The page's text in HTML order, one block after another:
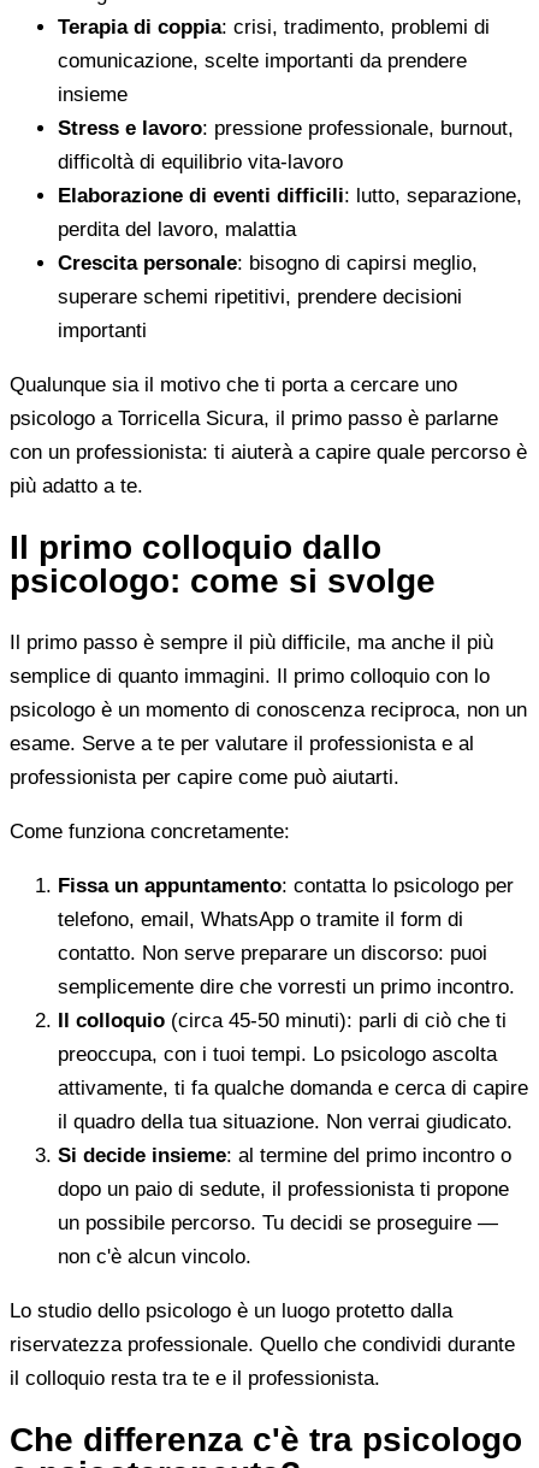
Terapia di coppia: crisi, tradimento, problemi di
comunicazione, scelte importanti da prendere
insieme
Stress e lavoro: pressione professionale, burnout,
difficoltà di equilibrio vita-lavoro
Elaborazione di eventi difficili: lutto, separazione,
perdita del lavoro, malattia
Crescita personale: bisogno di capirsi meglio,
superare schemi ripetitivi, prendere decisioni
importanti
Qualunque sia il motivo che ti porta a cercare uno
psicologo a Torricella Sicura, il primo passo è parlarne
con un professionista: ti aiuterà a capire quale percorso è
più adatto a te.
Il primo colloquio dallo
psicologo: come si svolge
Il primo passo è sempre il più difficile, ma anche il più
semplice di quanto immagini. Il primo colloquio con lo
psicologo è un momento di conoscenza reciproca, non un
esame. Serve a te per valutare il professionista e al
professionista per capire come può aiutarti.
Come funziona concretamente:
Fissa un appuntamento: contatta lo psicologo per
telefono, email, WhatsApp o tramite il form di
contatto. Non serve preparare un discorso: puoi
semplicemente dire che vorresti un primo incontro.
Il colloquio (circa 45-50 minuti): parli di ciò che ti
preoccupa, con i tuoi tempi. Lo psicologo ascolta
attivamente, ti fa qualche domanda e cerca di capire
il quadro della tua situazione. Non verrai giudicato.
Si decide insieme: al termine del primo incontro o
dopo un paio di sedute, il professionista ti propone
un possibile percorso. Tu decidi se proseguire —
non c'è alcun vincolo.
Lo studio dello psicologo è un luogo protetto dalla
riservatezza professionale. Quello che condividi durante
il colloquio resta tra te e il professionista.
Che differenza c'è tra psicologo